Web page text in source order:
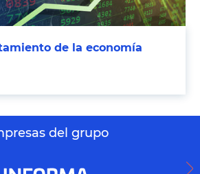
de la economía
del grupo